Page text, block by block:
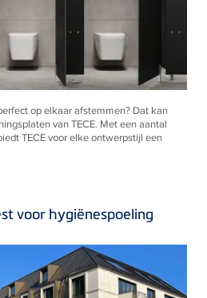
op elkaar afstemmen? Dat kan
vanTECE. Met een aantal
TECEvoor elke ontwerpstijl een
voor hygiënespoeling